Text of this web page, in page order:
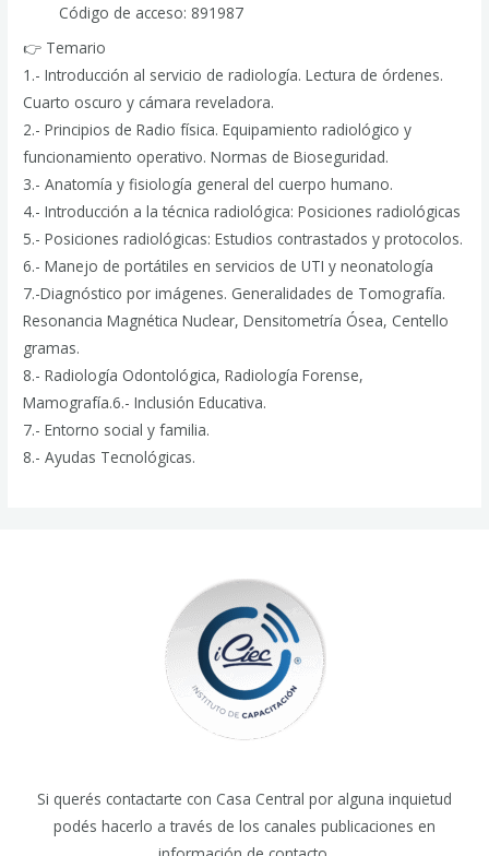
Código de acceso: 891987
👉 Temario
1.- Introducción al servicio de radiología. Lectura de órdenes.
Cuarto oscuro y cámara reveladora.
2.- Principios de Radio física. Equipamiento radiológico y
funcionamiento operativo. Normas de Bioseguridad.
3.- Anatomía y fisiología general del cuerpo humano.
4.- Introducción a la técnica radiológica: Posiciones radiológicas
5.- Posiciones radiológicas: Estudios contrastados y protocolos.
6.- Manejo de portátiles en servicios de UTI y neonatología
7.-Diagnóstico por imágenes. Generalidades de Tomografía.
Resonancia Magnética Nuclear, Densitometría Ósea, Centello
gramas.
8.- Radiología Odontológica, Radiología Forense,
Mamografía.6.- Inclusión Educativa.
7.- Entorno social y familia.
8.- Ayudas Tecnológicas.
Si querés contactarte con Casa Central por alguna inquietud
podés hacerlo a través de los canales publicaciones en